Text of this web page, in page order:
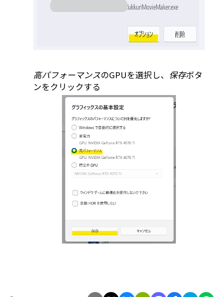
高パフォーマンスのGPUを選択し、 保存ボタ
ンをクリックする